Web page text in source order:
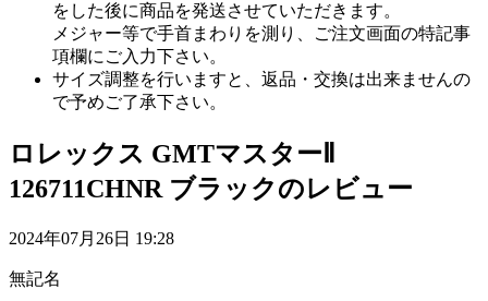
をした後に商品を発送させていただきます。
メジャー等で手首まわりを測り、ご注文画面の特記事
項欄にご入力下さい。
サイズ調整を行いますと、返品・交換は出来ませんの
で予めご了承下さい。
ロレックス GMTマスターⅡ
126711CHNR ブラックのレビュー
2024年07月26日 19:28
無記名